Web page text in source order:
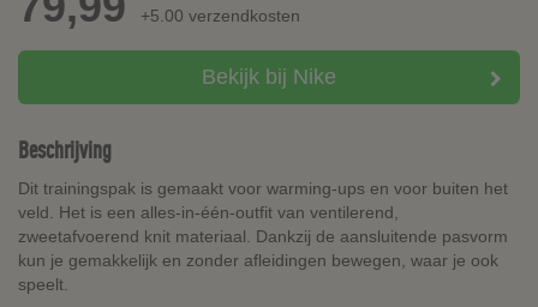
+5.00 verzendkosten
Bekijk bij Nike
Beschrijving
Dit trainingspak is gemaakt voor warming-ups en voor buiten het
veld. Het is een alles-in-één-outfit van ventilerend,
zweetafvoerend knit materiaal. Dankzij de aansluitende pasvorm
kun je gemakkelijk en zonder afleidingen bewegen, waar je ook
speelt.